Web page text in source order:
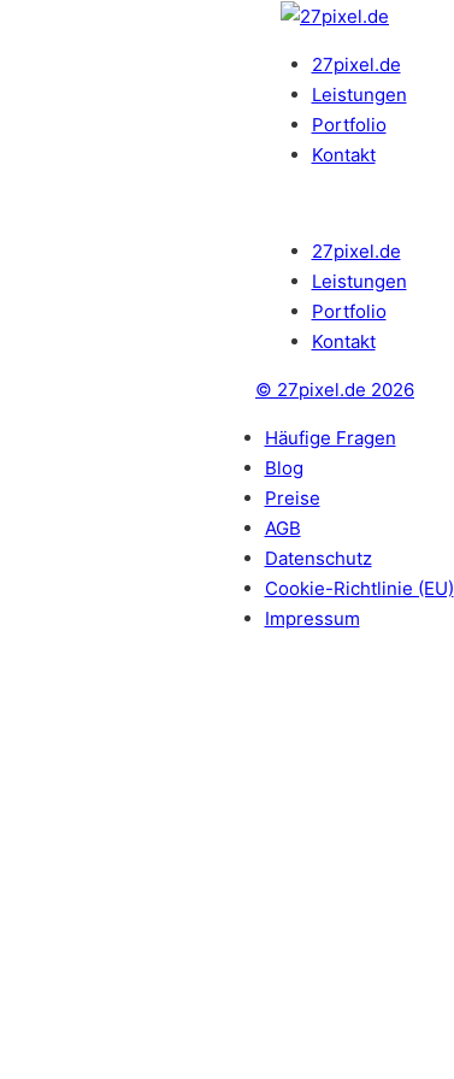
27pixel.de
Leistungen
Portfolio
Kontakt
27pixel.de
Leistungen
Portfolio
Kontakt
© 27pixel.de 2026
Häufige Fragen
Blog
Preise
AGB
Datenschutz
Cookie-Richtlinie (EU)
Impressum